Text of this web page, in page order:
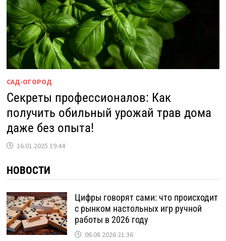
САД-ОГОРОД
Секреты профессионалов: Как
получить обильный урожай трав дома
даже без опыта!
16.01.2025 19:44
НОВОСТИ
Цифры говорят сами: что происходит
с рынком настольных игр ручной
работы в 2026 году
06.08.2026 21:36